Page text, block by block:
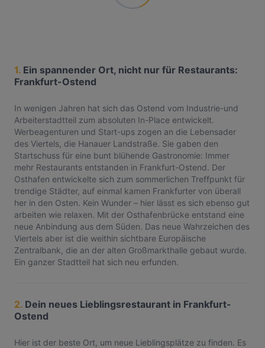
1. Ein spannender Ort, nicht nur für Restaurants:
Frankfurt-Ostend
In wenigen Jahren hat sich das Ostend vom Industrie-und
Arbeiterstadtteil zum absoluten In-Place entwickelt.
Werbeagenturen und Start-ups zogen an die Lebensader
des Viertels, die Hanauer Landstraße. Sie gaben den
Startschuss für eine bunt blühende Gastronomie: Immer
mehr Restaurants entstanden in Frankfurt-Ostend. Der
Osthafen entwickelte sich zum sommerlichen Treffpunkt für
trendige Städter, auf einmal kamen Frankfurter von überall
her in den Osten. Kein Wunder – hier lässt es sich ebenso gut
arbeiten wie relaxen. Mit der Osthafenbrücke entstand eine
neue Anbindung aus dem Süden. Das neue Wahrzeichen des
Viertels aber ist die weithin sichtbare Europäische
Zentralbank, die an der alten Großmarkthalle gebaut wurde.
Ein ganzer Stadtteil hat sich neu erfunden.
2. Dein neues Lieblingsrestaurant in Frankfurt-
Ostend
Hier ist der beste Ort, um neue Lieblingsplätze zu finden. Es